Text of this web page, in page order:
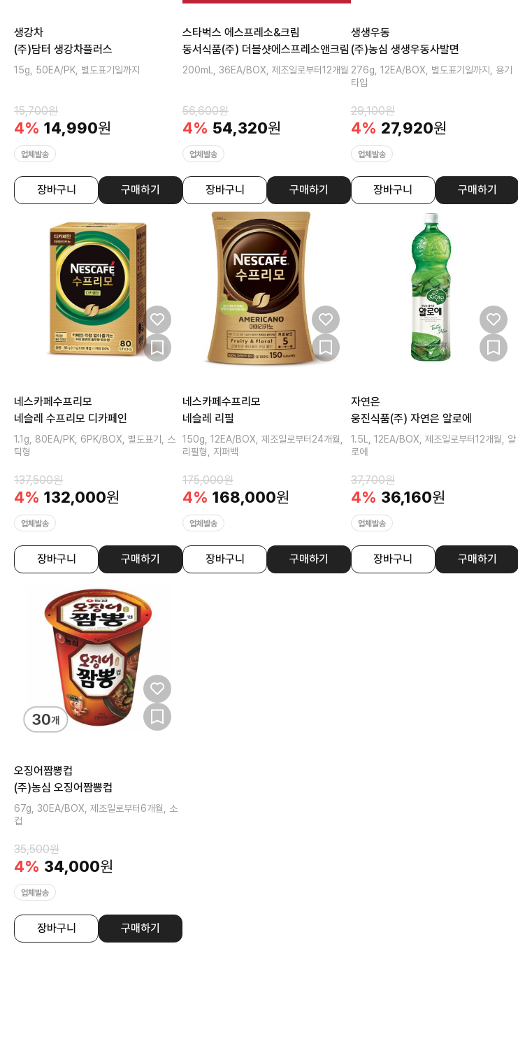
생강차
(주)담터 생강차플러스
15g, 50EA/PK, 별도표기일까지
15,700원
4% 14,990원
업체발송
장바구니 구매하기
스타벅스 에스프레소&크림
동서식품(주) 더블샷에스프레소앤크림
200mL, 36EA/BOX, 제조일로부터12개월
56,600원
4% 54,320원
업체발송
장바구니 구매하기
생생우동
(주)농심 생생우동사발면
276g, 12EA/BOX, 별도표기일까지, 용기
타입
29,100원
4% 27,920원
업체발송
장바구니 구매하기
네스카페수프리모
네슬레 수프리모 디카페인
1.1g, 80EA/PK, 6PK/BOX, 별도표기, 스
틱형
137,500원
4% 132,000원
업체발송
장바구니 구매하기
네스카페수프리모
네슬레 리필
150g, 12EA/BOX, 제조일로부터24개월,
리필형, 지퍼백
175,000원
4% 168,000원
업체발송
장바구니 구매하기
자연은
웅진식품(주) 자연은 알로에
1.5L, 12EA/BOX, 제조일로부터12개월, 알
로에
37,700원
4% 36,160원
업체발송
장바구니 구매하기
오징어짬뽕컵
(주)농심 오징어짬뽕컵
67g, 30EA/BOX, 제조일로부터6개월, 소
컵
35,500원
4% 34,000원
업체발송
장바구니 구매하기